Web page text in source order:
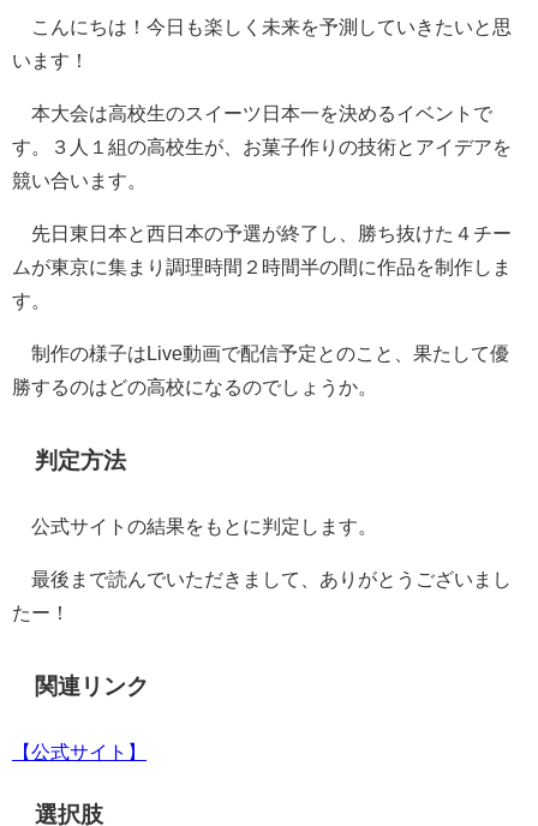
こんにちは！今日も楽しく未来を予測していきたいと思
います！
本大会は高校生のスイーツ日本一を決めるイベントで
す。３人１組の高校生が、お菓子作りの技術とアイデアを
競い合います。
先日東日本と西日本の予選が終了し、勝ち抜けた４チー
ムが東京に集まり調理時間２時間半の間に作品を制作しま
す。
制作の様子はLive動画で配信予定とのこと、果たして優
勝するのはどの高校になるのでしょうか。
判定方法
公式サイトの結果をもとに判定します。
最後まで読んでいただきまして、ありがとうございまし
たー！
関連リンク
【公式サイト】
選択肢